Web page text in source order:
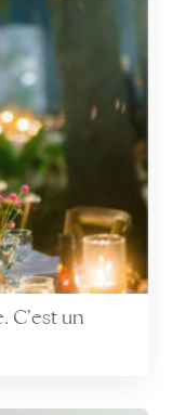
C’est un